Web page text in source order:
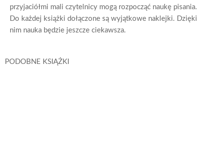
przyjaciółmi mali czytelnicy mogą rozpocząć naukę pisania.
Do każdej książki dołączone są wyjątkowe naklejki. Dzięki
nim nauka będzie jeszcze ciekawsza.
PODOBNE KSIĄŻKI